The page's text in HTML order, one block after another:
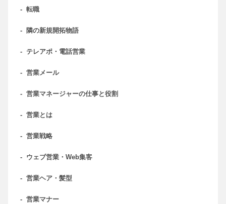
- 転職
- 隣の新規開拓物語
- テレアポ・電話営業
- 営業メール
- 営業マネージャーの仕事と役割
- 営業とは
- 営業戦略
- ウェブ営業・Web集客
- 営業ヘア・髪型
- 営業マナー